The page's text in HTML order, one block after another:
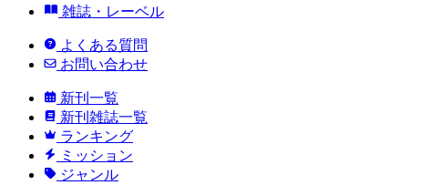
雑誌・レーベル
よくある質問
お問い合わせ
新刊一覧
新刊雑誌一覧
ランキング
ミッション
ジャンル